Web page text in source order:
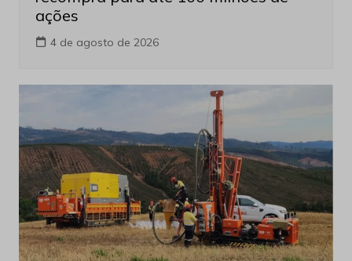
ações
4 de agosto de 2026